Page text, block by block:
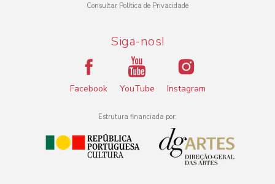
Consultar Política de Privacidade
Siga-nos!
Facebook YouTube Instagram
Estrutura financiada por: